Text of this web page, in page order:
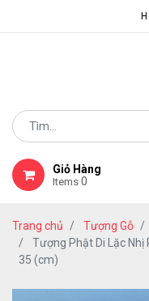
Giỏ Hàng
Items 0
Trang chủ Tượng Gỗ
Tượng Phật Di Lặc Nhị
35 (cm)